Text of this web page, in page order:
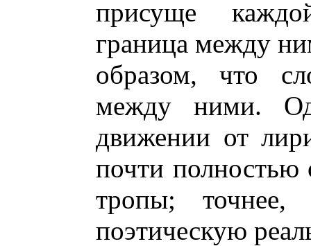
присуще
граница между
образом, что
между ними.
движении от
почти полностью
тропы;
поэтическую